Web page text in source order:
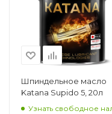
Шпиндельное масло
Katana Supido 5, 20л
Узнать свободное